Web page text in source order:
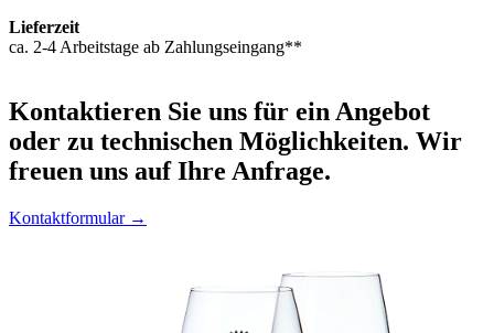
Lieferzeit
ca. 2-4 Arbeitstage ab Zahlungseingang**
Kontaktieren Sie uns für ein Angebot
oder zu technischen Möglichkeiten. Wir
freuen uns auf Ihre Anfrage.
Kontaktformular →